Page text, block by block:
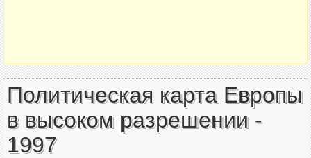
Политическая карта Европы
в высоком разрешении -
1997